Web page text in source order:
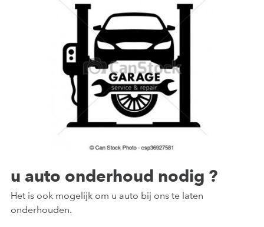
u auto onderhoud nodig ?
Het is ook mogelijk om u auto bij ons te laten
onderhouden.